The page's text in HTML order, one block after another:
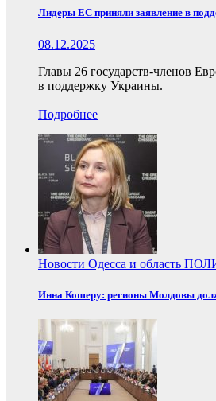
Лидеры ЕС приняли заявление в
08.12.2025
Главы 26 государств-членов
в поддержку Украины.
Подробнее
Новости Одесса и область
Инна Кошеру: регионы Молдовы